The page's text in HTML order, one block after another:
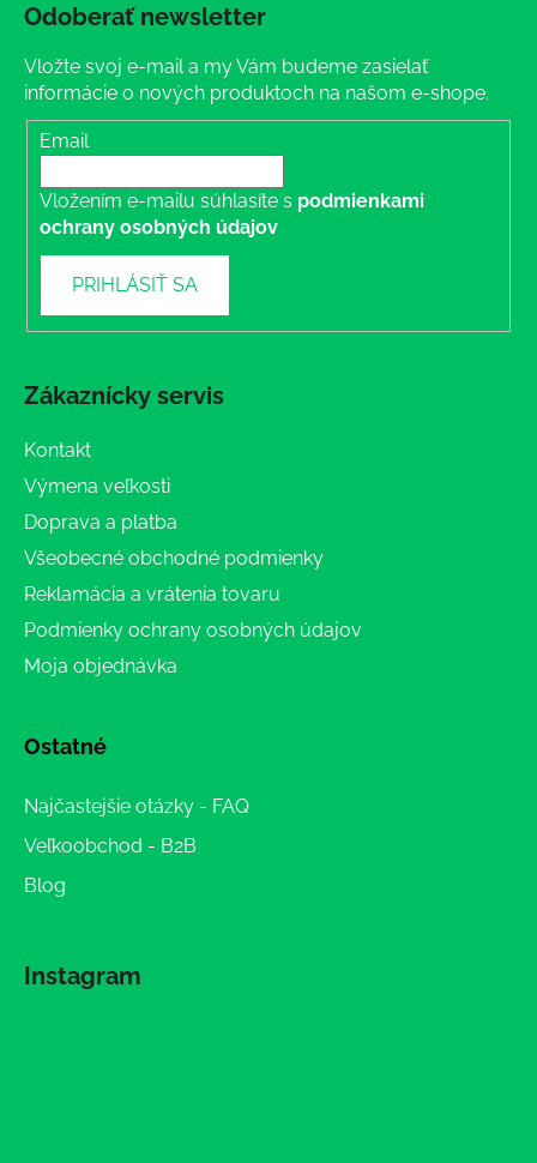
Odoberať newsletter
Vložte svoj e-mail a my Vám budeme zasielať
informácie o nových produktoch na našom e-shope.
Email
Vložením e-mailu súhlasíte s podmienkami
ochrany osobných údajov
PRIHLÁSIŤ SA
Zákaznícky servis
Kontakt
Výmena veľkosti
Doprava a platba
Všeobecné obchodné podmienky
Reklamácia a vrátenia tovaru
Podmienky ochrany osobných údajov
Moja objednávka
Ostatné
Najčastejšie otázky - FAQ
Veľkoobchod - B2B
Blog
Instagram